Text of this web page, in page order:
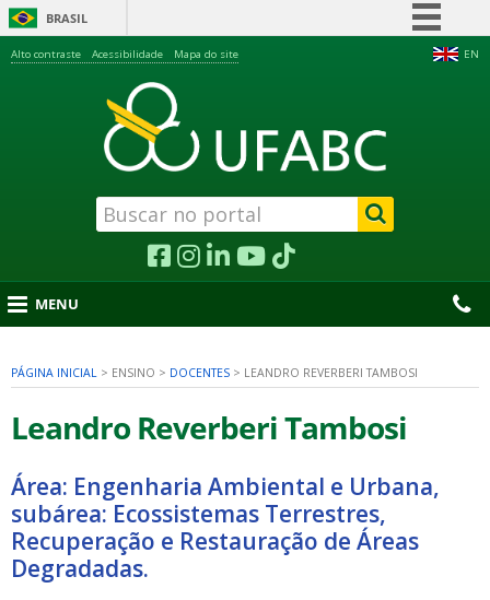
BRASIL
Acesso à informação
Legislação
Canais
EN
Alto contraste Acessibilidade Mapa do site
MENU
PÁGINA INICIAL > ENSINO > DOCENTES > LEANDRO REVERBERI TAMBOSI
Leandro Reverberi Tambosi
Área: Engenharia Ambiental e Urbana,
subárea: Ecossistemas Terrestres,
Recuperação e Restauração de Áreas
Degradadas.